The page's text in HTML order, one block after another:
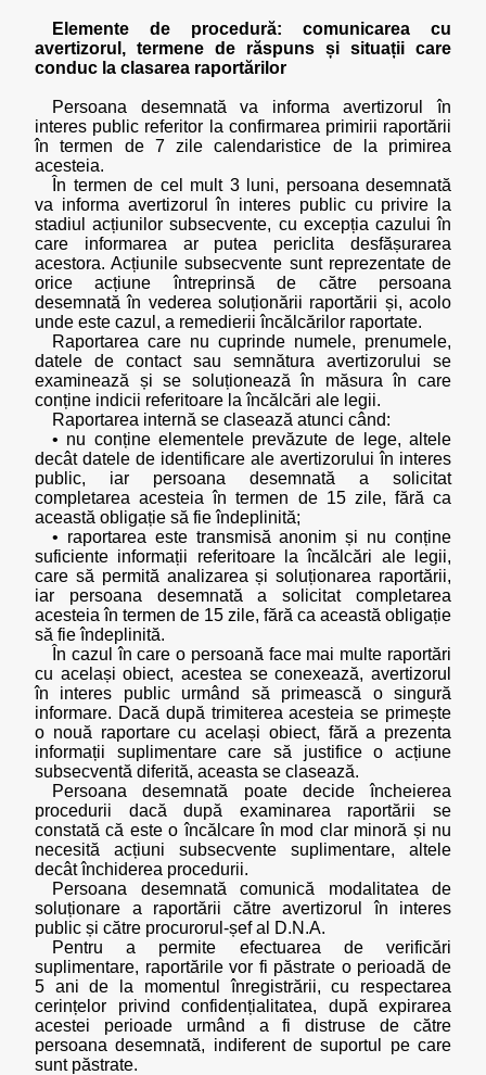
Elemente de procedură: comunicarea cu
avertizorul, termene de răspuns și situații care
conduc la clasarea raportărilor
Persoana desemnată va informa avertizorul în
interes public referitor la confirmarea primirii raportării
în termen de 7 zile calendaristice de la primirea
acesteia.
În termen de cel mult 3 luni, persoana desemnată
va informa avertizorul în interes public cu privire la
stadiul acțiunilor subsecvente, cu excepția cazului în
care informarea ar putea periclita desfășurarea
acestora. Acțiunile subsecvente sunt reprezentate de
orice acțiune întreprinsă de către persoana
desemnată în vederea soluționării raportării și, acolo
unde este cazul, a remedierii încălcărilor raportate.
Raportarea care nu cuprinde numele, prenumele,
datele de contact sau semnătura avertizorului se
examinează și se soluționează în măsura în care
conține indicii referitoare la încălcări ale legii.
Raportarea internă se clasează atunci când:
• nu conține elementele prevăzute de lege, altele
decât datele de identificare ale avertizorului în interes
public, iar persoana desemnată a solicitat
completarea acesteia în termen de 15 zile, fără ca
această obligație să fie îndeplinită;
• raportarea este transmisă anonim și nu conține
suficiente informații referitoare la încălcări ale legii,
care să permită analizarea și soluționarea raportării,
iar persoana desemnată a solicitat completarea
acesteia în termen de 15 zile, fără ca această obligație
să fie îndeplinită.
În cazul în care o persoană face mai multe raportări
cu același obiect, acestea se conexează, avertizorul
în interes public urmând să primească o singură
informare. Dacă după trimiterea acesteia se primește
o nouă raportare cu același obiect, fără a prezenta
informații suplimentare care să justifice o acțiune
subsecventă diferită, aceasta se clasează.
Persoana desemnată poate decide încheierea
procedurii dacă după examinarea raportării se
constată că este o încălcare în mod clar minoră și nu
necesită acțiuni subsecvente suplimentare, altele
decât închiderea procedurii.
Persoana desemnată comunică modalitatea de
soluționare a raportării către avertizorul în interes
public și către procurorul-șef al D.N.A.
Pentru a permite efectuarea de verificări
suplimentare, raportările vor fi păstrate o perioadă de
5 ani de la momentul înregistrării, cu respectarea
cerințelor privind confidențialitatea, după expirarea
acestei perioade urmând a fi distruse de către
persoana desemnată, indiferent de suportul pe care
sunt păstrate.